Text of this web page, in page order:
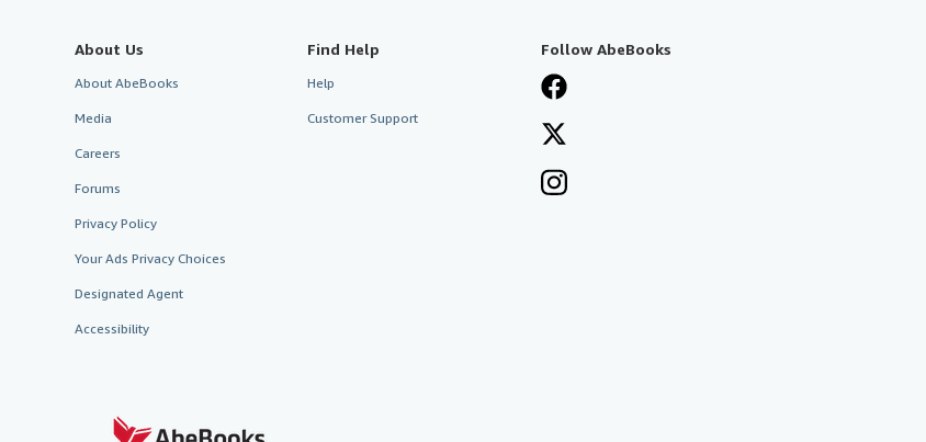
About Us
About AbeBooks
Media
Careers
Forums
Privacy Policy
Your Ads Privacy Choices
Designated Agent
Accessibility
Find Help
Help
Customer Support
Follow AbeBooks